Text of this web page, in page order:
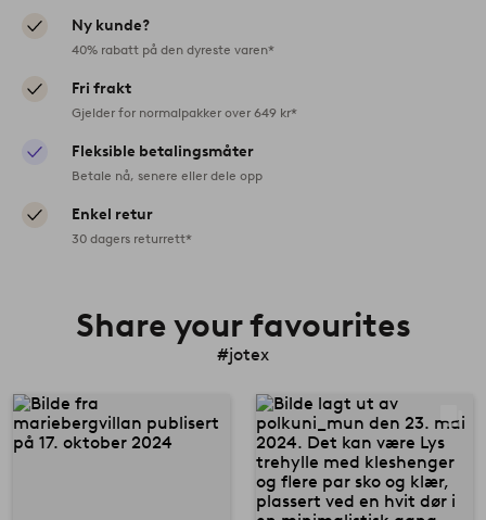
Ny kunde?
40% rabatt på den dyreste varen*
Fri frakt
Gjelder for normalpakker over 649 kr*
Fleksible betalingsmåter
Betale nå, senere eller dele opp
Enkel retur
30 dagers returrett*
Share your favourites
#jotex